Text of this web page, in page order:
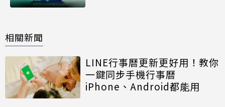
相關新聞
LINE行事曆更新更好用！教你
一鍵同步手機行事曆
iPhone、Android都能用